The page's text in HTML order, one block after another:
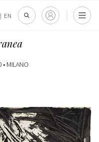
| EN
• MILANO